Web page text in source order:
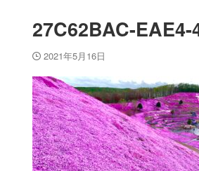
27C62BAC-
2021年5月16日